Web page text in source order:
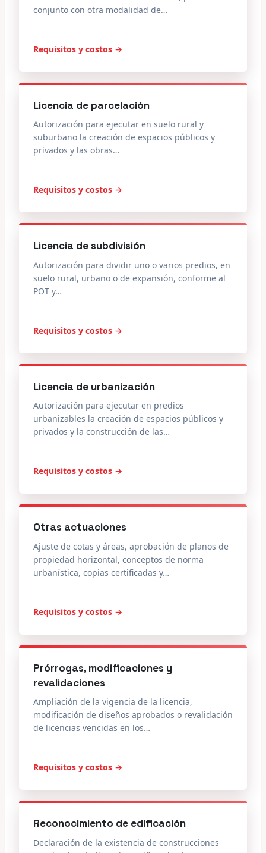
conjunto con otra modalidad de…
Requisitos y costos →
Licencia de parcelación
Autorización para ejecutar en suelo rural y
suburbano la creación de espacios públicos y
privados y las obras…
Requisitos y costos →
Licencia de subdivisión
Autorización para dividir uno o varios predios, en
suelo rural, urbano o de expansión, conforme al
POT y…
Requisitos y costos →
Licencia de urbanización
Autorización para ejecutar en predios
urbanizables la creación de espacios públicos y
privados y la construcción de las…
Requisitos y costos →
Otras actuaciones
Ajuste de cotas y áreas, aprobación de planos de
propiedad horizontal, conceptos de norma
urbanística, copias certificadas y…
Requisitos y costos →
Prórrogas, modificaciones y
revalidaciones
Ampliación de la vigencia de la licencia,
modificación de diseños aprobados o revalidación
de licencias vencidas en los…
Requisitos y costos →
Reconocimiento de edificación
Declaración de la existencia de construcciones